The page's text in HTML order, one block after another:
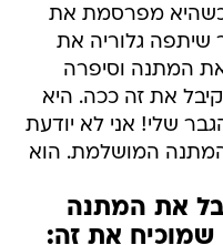
כשהיא מפרסמת את
שיתפה גלוריה את
המתנה וסיפרה
את זה ככה. היא
שלי! אני לא יודעת
המתנה המושלמת. הוא
את המתנה
שמוכיח את זה: